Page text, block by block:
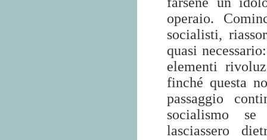
operaio.
socialisti,
quasi
elementi
finché questa
passaggio
socialismo se
lasciassero